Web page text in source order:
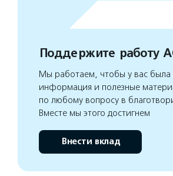
Поддержите работу
Мы работаем, чтобы у вас была
информация и полезные
по любому вопросу в
Вместе мы этого достигнем
Внести вклад